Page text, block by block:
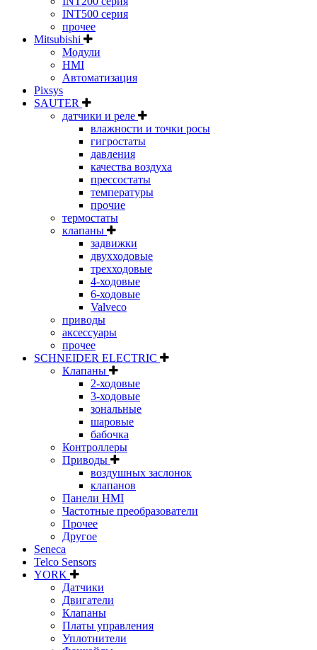
INT500 серия
прочее
Mitsubishi
Модули
HMI
Автоматизация
Pixsys
SAUTER
датчики и реле
влажности и точки росы
гигростаты
давления
качества воздуха
прессостаты
температуры
прочие
термостаты
клапаны
задвижки
двухходовые
трехходовые
4-ходовые
6-ходовые
Valveco
приводы
аксессуары
прочее
SCHNEIDER ELECTRIC
Клапаны
2-ходовые
3-ходовые
зональные
шаровые
бабочка
Контроллеры
Приводы
воздушных заслонок
клапанов
Панели HMI
Частотные преобразователи
Прочее
Другое
Seneca
Telco Sensors
YORK
Датчики
Двигатели
Клапаны
Платы управления
Уплотнители